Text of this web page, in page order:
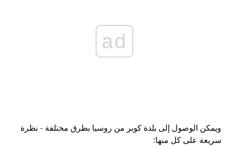
ad
ويمكن الوصول إلى بلدة كوبر من روسيا بطرق مختلفة - نظرة
سريعة على كل منها: